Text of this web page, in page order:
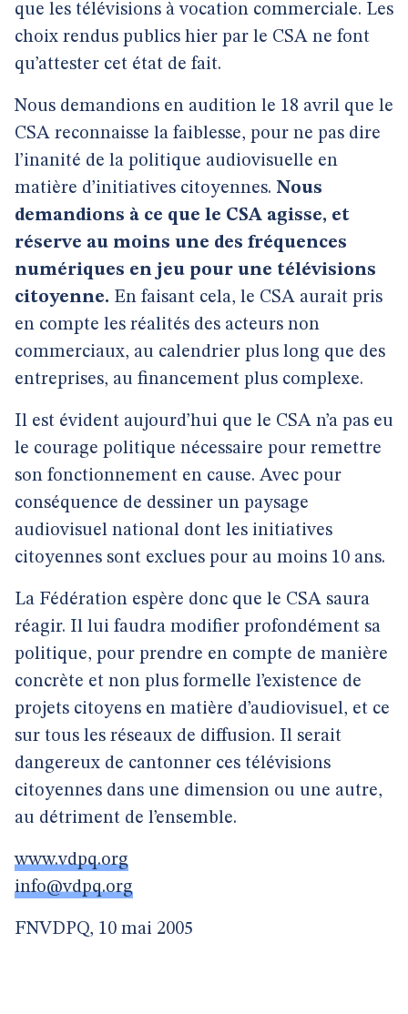
que les télévisions à vocation commerciale. Les
choix rendus publics hier par le CSA ne font
qu’attester cet état de fait.
Nous demandions en audition le 18 avril que le
CSA reconnaisse la faiblesse, pour ne pas dire
l’inanité de la politique audiovisuelle en
matière d’initiatives citoyennes. Nous
demandions à ce que le CSA agisse, et
réserve au moins une des fréquences
numériques en jeu pour une télévisions
citoyenne. En faisant cela, le CSA aurait pris
en compte les réalités des acteurs non
commerciaux, au calendrier plus long que des
entreprises, au financement plus complexe.
Il est évident aujourd’hui que le CSA n’a pas eu
le courage politique nécessaire pour remettre
son fonctionnement en cause. Avec pour
conséquence de dessiner un paysage
audiovisuel national dont les initiatives
citoyennes sont exclues pour au moins 10 ans.
La Fédération espère donc que le CSA saura
réagir. Il lui faudra modifier profondément sa
politique, pour prendre en compte de manière
concrète et non plus formelle l’existence de
projets citoyens en matière d’audiovisuel, et ce
sur tous les réseaux de diffusion. Il serait
dangereux de cantonner ces télévisions
citoyennes dans une dimension ou une autre,
au détriment de l’ensemble.
www.vdpq.org
info@vdpq.org
FNVDPQ, 10 mai 2005